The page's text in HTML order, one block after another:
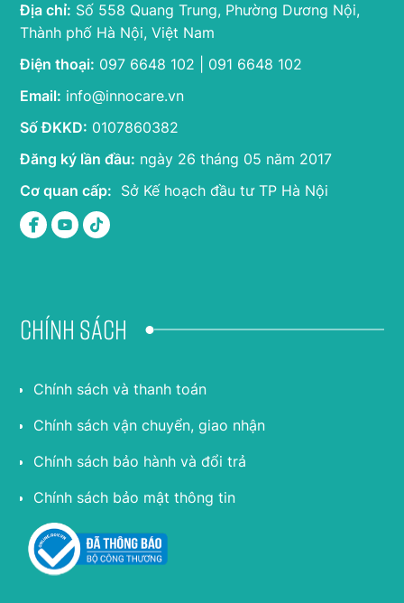
Địa chỉ: Số 558 Quang Trung, Phường Dương Nội,
Thành phố Hà Nội, Việt Nam
Điện thoại: 097 6648 102 | 091 6648 102
Email: info@innocare.vn
Số ĐKKD: 0107860382
Đăng ký lần đầu: ngày 26 tháng 05 năm 2017
Cơ quan cấp: Sở Kế hoạch đầu tư TP Hà Nội
Chính sách
Chính sách và thanh toán
Chính sách vận chuyển, giao nhận
Chính sách bảo hành và đổi trả
Chính sách bảo mật thông tin